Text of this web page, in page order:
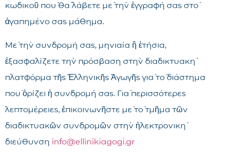
κωδικοῦ ποὺ θὰ λάβετε μὲ τὴν ἐγγραφή σας στὸ
ἀγαπημένο σας μάθημα.
Μὲ τὴν συνδρομή σας, μηνιαία ἢ ἐτήσια,
ἐξασφαλίζετε τὴν πρόσβαση στὴν διαδικτυακὴ
πλατφόρμα τῆς Ἑλληνικῆς Ἀγωγῆς γιὰ τὸ διάστημα
ποὺ ὁρίζει ἡ συνδρομή σας. Γιὰ περισσότερες
λεπτομέρειες, ἐπικοινωνῆστε μὲ τὸ τμῆμα τῶν
διαδικτυακῶν συνδρομῶν στὴν ἠλεκτρονικὴ
διεύθυνση info@ellinikiagogi.gr